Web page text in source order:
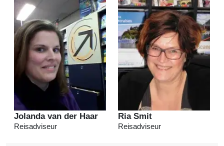
Jolanda van der Haar
Reisadviseur
Ria Smit
Reisadviseur